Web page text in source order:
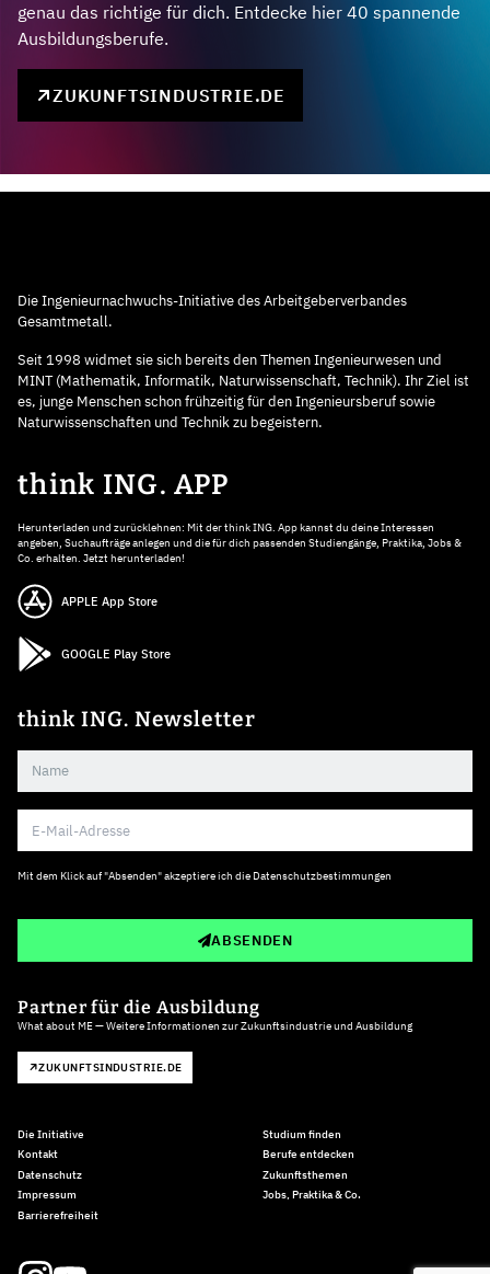
genau das richtige für dich. Entdecke hier 40 spannende
Ausbildungsberufe.
ZUKUNFTSINDUSTRIE.DE
Die Ingenieurnachwuchs-Initiative des Arbeitgeberverbandes
Gesamtmetall.
Seit 1998 widmet sie sich bereits den Themen Ingenieurwesen und
MINT (Mathematik, Informatik, Naturwissenschaft, Technik). Ihr Ziel ist
es, junge Menschen schon frühzeitig für den Ingenieursberuf sowie
Naturwissenschaften und Technik zu begeistern.
think ING. APP
Herunterladen und zurücklehnen: Mit der think ING. App kannst du deine Interessen
angeben, Suchaufträge anlegen und die für dich passenden Studiengänge, Praktika, Jobs &
Co. erhalten. Jetzt herunterladen!
APPLE App Store
GOOGLE Play Store
think ING. Newsletter
Mit dem Klick auf "Absenden" akzeptiere ich die Datenschutzbestimmungen
ABSENDEN
Partner für die Ausbildung
What about ME — Weitere Informationen zur Zukunftsindustrie und Ausbildung
ZUKUNFTSINDUSTRIE.DE
Die Initiative
Kontakt
Datenschutz
Impressum
Barrierefreiheit
Studium finden
Berufe entdecken
Zukunftsthemen
Jobs, Praktika & Co.